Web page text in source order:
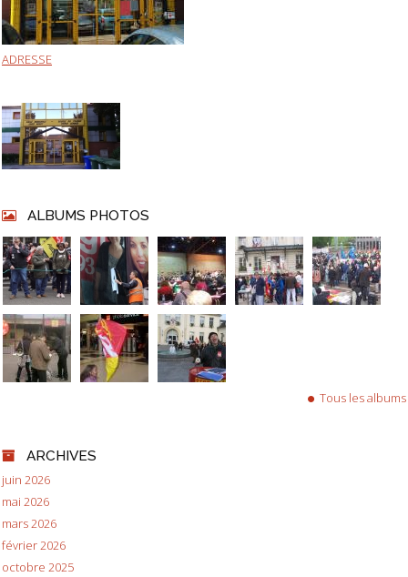
ADRESSE
ALBUMS PHOTOS
Tous les albums
ARCHIVES
juin 2026
mai 2026
mars 2026
février 2026
octobre 2025